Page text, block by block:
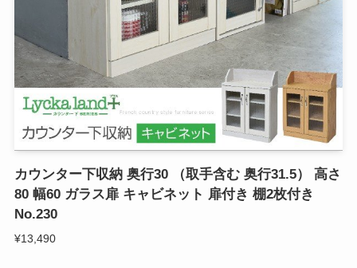
カウンター下収納 奥行30 （取手含む 奥行31.5） 高さ
80 幅60 ガラス扉 キャビネット 扉付き 棚2枚付き
No.230
¥13,490